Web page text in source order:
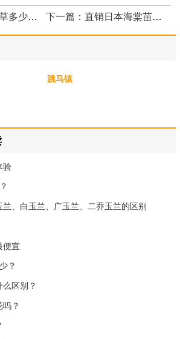
上一篇：金娃娃萱草多少钱，大美园林告诉你 下一篇：直销日本海棠苗，价格低廉
跳马镇
验
、白玉兰、广玉兰、二乔玉兰的区别
便宜
？
区别？
？